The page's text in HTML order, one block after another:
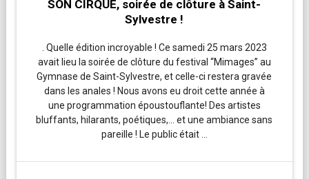
SON CIRQUE, soirée de clôture à Saint-
Sylvestre !
. Quelle édition incroyable ! Ce samedi 25 mars 2023
avait lieu la soirée de clôture du festival “Mimages” au
Gymnase de Saint-Sylvestre, et celle-ci restera gravée
dans les anales ! Nous avons eu droit cette année à
une programmation époustouflante! Des artistes
bluffants, hilarants, poétiques,… et une ambiance sans
pareille ! Le public était …